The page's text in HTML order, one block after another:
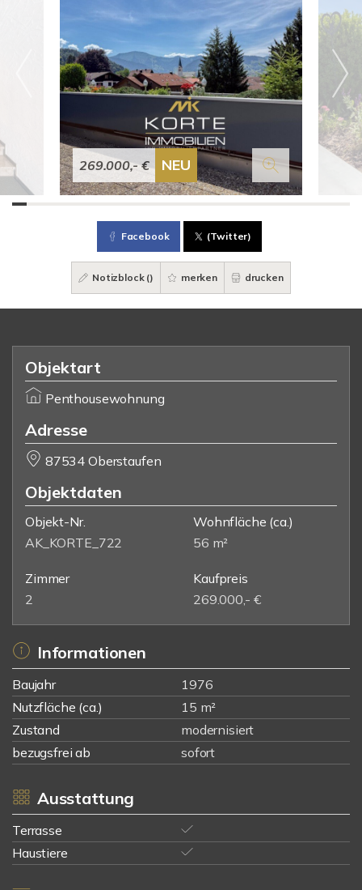
269.000,- € NEU
Facebook (Twitter)
Notizblock () merken drucken
Objektart
Penthousewohnung
Adresse
87534 Oberstaufen
Objektdaten
Objekt-Nr.
AK_KORTE_722
Wohnfläche (ca.)
56 m²
Zimmer
2
Kaufpreis
269.000,- €
Informationen
Baujahr
1976
Nutzfläche (ca.)
15 m²
Zustand
modernisiert
bezugsfrei ab
sofort
Ausstattung
Terrasse
Haustiere